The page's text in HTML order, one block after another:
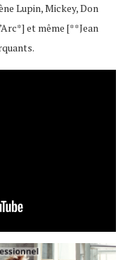
Lupin, Mickey, Don
et même [**Jean